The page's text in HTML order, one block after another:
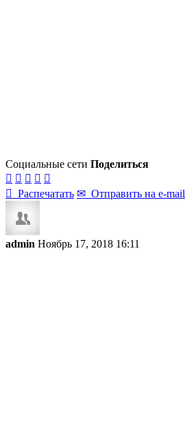
Социальные сети Поделиться
    
 Распечатать ✉ Отправить на e-mail
admin Ноябрь 17, 2018 16:11